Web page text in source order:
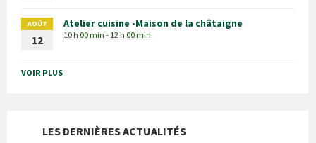
AOÛT
12
Atelier cuisine -Maison de la châtaigne
10 h 00 min - 12 h 00 min
VOIR PLUS
LES DERNIÈRES ACTUALITÉS